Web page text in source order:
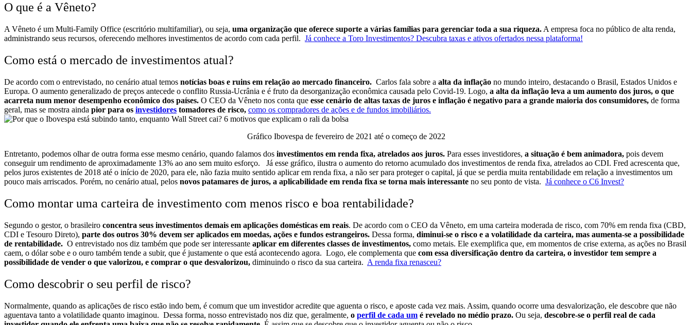
O que é a Vêneto?
A Vêneto é um Multi-Family Office (escritório multifamiliar), ou seja, uma organização que oferece suporte a várias famílias para gerenciar toda a sua riqueza. A empresa foca no público de alta renda,
administrando seus recursos, oferecendo melhores investimentos de acordo com cada perfil. Já conhece a Toro Investimentos? Descubra taxas e ativos ofertados nessa plataforma!
Como está o mercado de investimentos atual?
De acordo com o entrevistado, no cenário atual temos notícias boas e ruins em relação ao mercado financeiro. Carlos fala sobre a alta da inflação no mundo inteiro, destacando o Brasil, Estados Unidos e
Europa. O aumento generalizado de preços antecede o conflito Russia-Ucrânia e é fruto da desorganização econômica causada pelo Covid-19. Logo, a alta da inflação leva a um aumento dos juros, o que
acarreta num menor desempenho econômico dos países. O CEO da Vêneto nos conta que esse cenário de altas taxas de juros e inflação é negativo para a grande maioria dos consumidores, de forma
geral, mas se mostra ainda pior para os investidores tomadores de risco, como os compradores de ações e de fundos imobiliários.
Gráfico Ibovespa de fevereiro de 2021 até o começo de 2022
Entretanto, podemos olhar de outra forma esse mesmo cenário, quando falamos dos investimentos em renda fixa, atrelados aos juros. Para esses investidores, a situação é bem animadora, pois devem
conseguir um rendimento de aproximadamente 13% ao ano sem muito esforço.
Já esse gráfico, ilustra o aumento do retorno acumulado dos investimentos de renda fixa, atrelados ao CDI. Fred acrescenta que,
pelos juros existentes de 2018 até o início de 2020, para ele, não fazia muito sentido aplicar em renda fixa, a não ser para proteger o capital, já que se perdia muita rentabilidade em relação a investimentos um
pouco mais arriscados. Porém, no cenário atual, pelos novos patamares de juros, a aplicabilidade em renda fixa se torna mais interessante no seu ponto de vista. Já conhece o C6 Invest?
Como montar uma carteira de investimento com menos risco e boa rentabilidade?
Segundo o gestor, o brasileiro concentra seus investimentos demais em aplicações domésticas em reais. De acordo com o CEO da Vêneto, em uma carteira moderada de risco, com 70% em renda fixa (CBD,
CDI e Tesouro Direto), parte dos outros 30% devem ser aplicados em moedas, ações e fundos estrangeiros. Dessa forma, diminui-se o risco e a volatilidade da carteira, mas aumenta-se a possibilidade
de rentabilidade. O entrevistado nos diz também que pode ser interessante aplicar em diferentes classes de investimentos, como metais. Ele exemplifica que, em momentos de crise externa, as ações no Brasil
caem, o dólar sobe e o ouro também tende a subir, que é justamente o que está acontecendo agora. Logo, ele complementa que com essa diversificação dentro da carteira, o investidor tem sempre a
possibilidade de vender o que valorizou, e comprar o que desvalorizou, diminuindo o risco da sua carteira. A renda fixa renasceu?
Como descobrir o seu perfil de risco?
Normalmente, quando as aplicações de risco estão indo bem, é comum que um investidor acredite que aguenta o risco, e aposte cada vez mais. Assim, quando ocorre uma desvalorização, ele descobre que não
aguentava tanto a volatilidade quanto imaginou. Dessa forma, nosso entrevistado nos diz que, geralmente, o perfil de cada um é revelado no médio prazo. Ou seja, descobre-se o perfil real de cada